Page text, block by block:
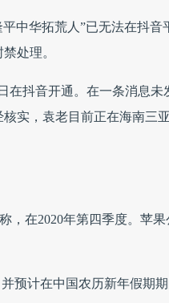
中华拓荒人”已无法在抖音
处理。
在抖音开通。在一条消息
实，袁老目前正在海南三
，在2020年第四季度。苹果
预计在中国农历新年假期